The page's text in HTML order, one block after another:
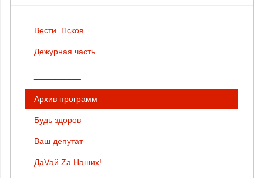
Вести. Псков
Дежурная часть
Архив программ
Будь здоров
Ваш депутат
ДаVай Zа Наших!